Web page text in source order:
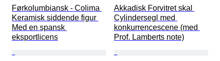
Førkolumbiansk - Colima
Keramisk siddende figur
Med en spansk
eksportlicens
Akkadisk Forvitret skal
Cylindersegl med
konkurrencescene (med
Prof. Lamberts note)